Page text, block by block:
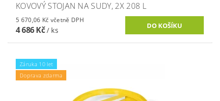
KOVOVÝ STOJAN NA SUDY, 2X 208 L
5 670,06 Kč včetně DPH
4 686 Kč/ ks
Záruka 10 let
Doprava zdarma